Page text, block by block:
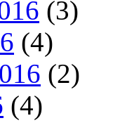
(3)
(4)
(2)
(4)